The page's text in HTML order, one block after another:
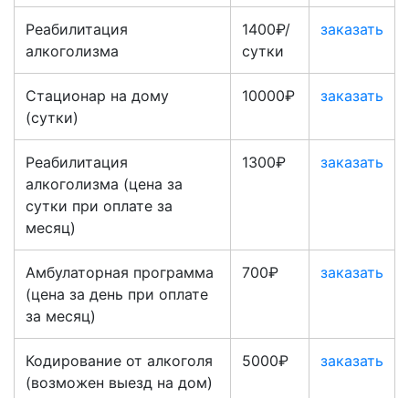
Реабилитация
алкоголизма
1400₽/
сутки
заказать
Стационар на дому
(сутки)
10000₽ заказать
Реабилитация
алкоголизма (цена за
сутки при оплате за
месяц)
1300₽ заказать
Амбулаторная программа
(цена за день при оплате
за месяц)
700₽ заказать
Кодирование от алкоголя
(возможен выезд на дом)
5000₽ заказать